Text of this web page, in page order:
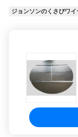
ジョンソンのくさびワ